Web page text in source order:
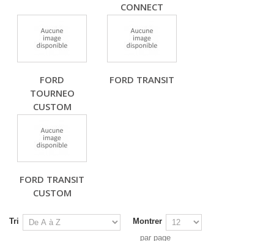
CONNECT
FORD
TOURNEO
CUSTOM
FORD TRANSIT
FORD TRANSIT
CUSTOM
Tri
Montrer
par page